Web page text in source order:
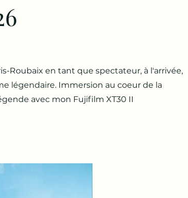
Roubaix en tant que spectateur, à l'arrivée,
légendaire. Immersion au coeur de la
avec mon Fujifilm XT30 II